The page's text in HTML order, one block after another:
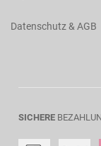
Datenschutz & AGB
SICHERE